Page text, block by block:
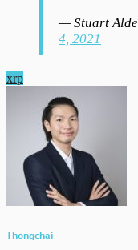
— Stuart
4, 2021
xrp
Thongchai